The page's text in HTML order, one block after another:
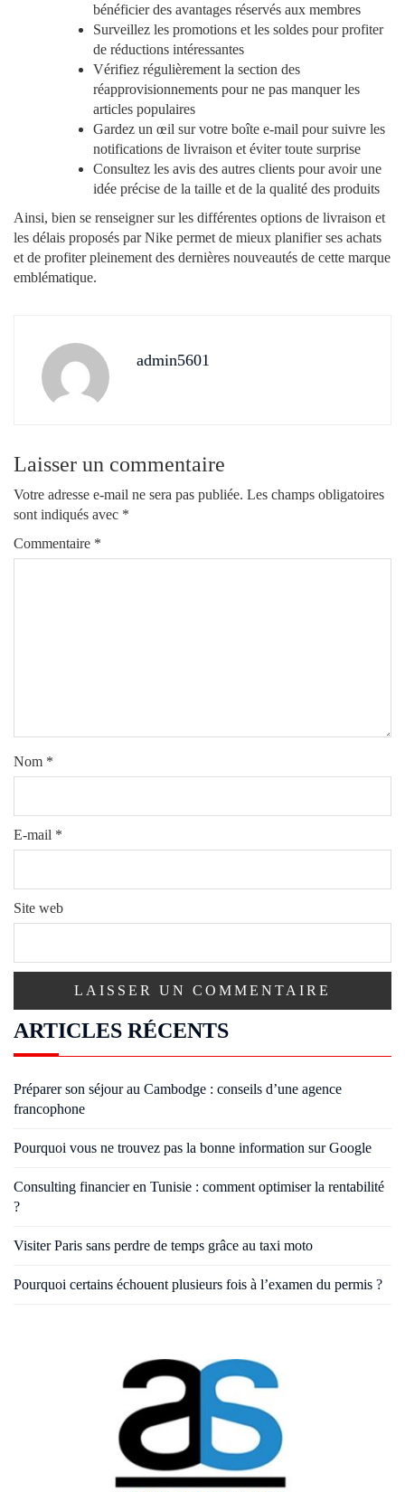
bénéficier des avantages réservés aux membres
Surveillez les promotions et les soldes pour profiter
de réductions intéressantes
Vérifiez régulièrement la section des
réapprovisionnements pour ne pas manquer les
articles populaires
Gardez un œil sur votre boîte e-mail pour suivre les
notifications de livraison et éviter toute surprise
Consultez les avis des autres clients pour avoir une
idée précise de la taille et de la qualité des produits
Ainsi, bien se renseigner sur les différentes options de livraison et
les délais proposés par Nike permet de mieux planifier ses achats
et de profiter pleinement des dernières nouveautés de cette marque
emblématique.
admin5601
Laisser un commentaire
Votre adresse e-mail ne sera pas publiée. Les champs obligatoires
sont indiqués avec *
Commentaire *
Nom *
E-mail *
Site web
ARTICLES RÉCENTS
Préparer son séjour au Cambodge : conseils d’une agence
francophone
Pourquoi vous ne trouvez pas la bonne information sur Google
Consulting financier en Tunisie : comment optimiser la rentabilité
?
Visiter Paris sans perdre de temps grâce au taxi moto
Pourquoi certains échouent plusieurs fois à l’examen du permis ?